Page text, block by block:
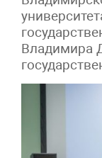
Владимира